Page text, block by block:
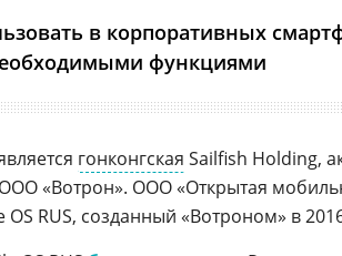
в корпоративных
функциями
гонконгская Sailfish Holding,
«Вотрон». ООО «Открытая
RUS, созданный «Вотроном» в